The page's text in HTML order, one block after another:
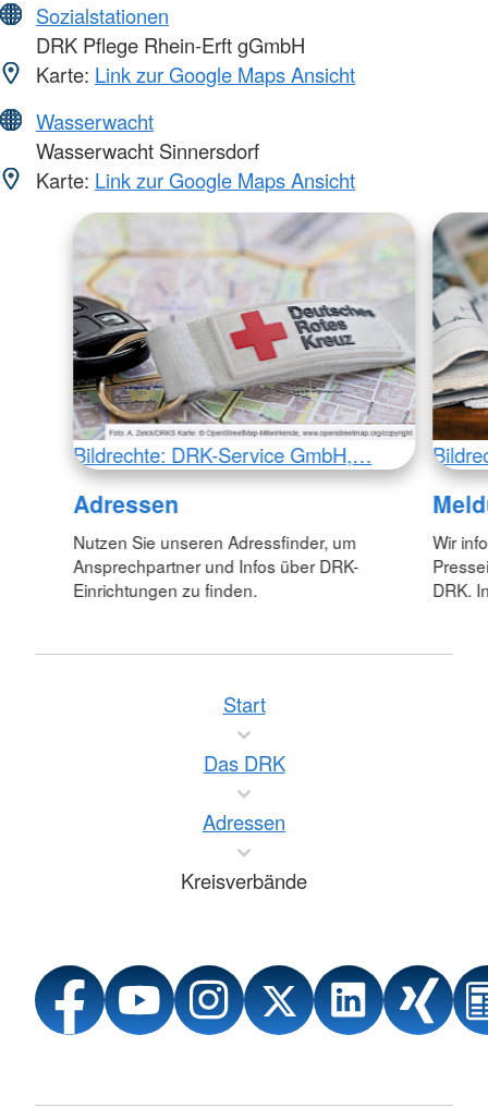
Sozialstationen
DRK Pflege Rhein-Erft gGmbH
Karte: Link zur Google Maps Ansicht
Wasserwacht
Wasserwacht Sinnersdorf
Karte: Link zur Google Maps Ansicht
Bildrechte: DRK-Service GmbH,…
Adressen
Nutzen Sie unseren Adressfinder, um
Ansprechpartner und Infos über DRK-
Einrichtungen zu finden.
Wir
DRK.
Start
Das DRK
Adressen
Kreisverbände